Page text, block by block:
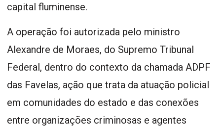
capital fluminense.
A operação foi autorizada pelo ministro
Alexandre de Moraes, do Supremo Tribunal
Federal, dentro do contexto da chamada ADPF
das Favelas, ação que trata da atuação policial
em comunidades do estado e das conexões
entre organizações criminosas e agentes